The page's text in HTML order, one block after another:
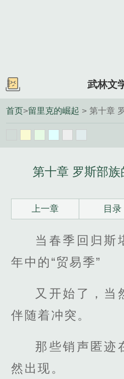
武林文
首页>留里克的崛起 > 第十章
第十章 罗斯部
上一章 目录
当春季回归斯
年中的“贸易季”
又开始了，当
伴随着冲突。
那些销声匿迹
然出现。